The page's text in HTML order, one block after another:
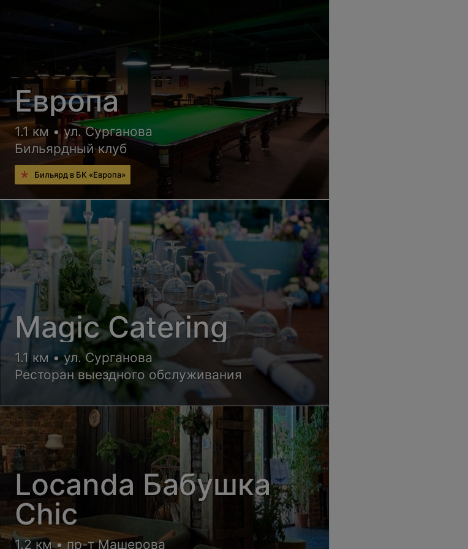
Европа
1.1 км • ул. Сурганова
Бильярдный клуб
Бильярд в БК «Европa»
Magic Catering
1.1 км • ул. Сурганова
Ресторан выездного обслуживания
Locanda Бабушка
Chic
1.2 км • пр-т Машерова